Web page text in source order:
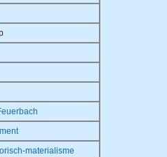
materialisme